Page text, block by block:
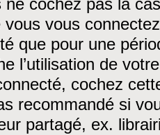
ne cochez pas la
vous vous
que pour une
l’utilisation de
cochez
recommandé si
partagé, ex.